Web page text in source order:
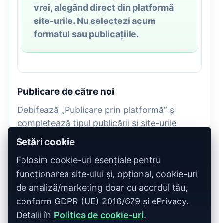
vrei, alegând direct din platformă
site-urile. Nu selectezi acum
formatul sau publicațiile.
Publicare de către noi
Debifează „Publicare prin platformă” și
completează tipul publicării și site-urile
dorite.
Tip publicare
Articole SEO
Pagini de categorie, ofertă, ghiduri.
Setări cookie
Folosim cookie-uri esențiale pentru
funcționarea site-ului și, opțional, cookie-uri
de analiză/marketing doar cu acordul tău,
conform GDPR (UE) 2016/679 și ePrivacy.
Detalii în Politica de cookie-uri.